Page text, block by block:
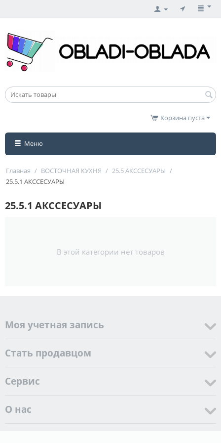
Корзина пуста
Меню
Главная / ВОСТОЧНАЯ КУХНЯ / 25.5 АКССЕСУАРЫ /
25.5.1 АКССЕСУАРЫ
25.5.1 АКССЕСУАРЫ
В этой категории нет товаров
Моя учетная запись
Стать продавцом
Cервис
О нас